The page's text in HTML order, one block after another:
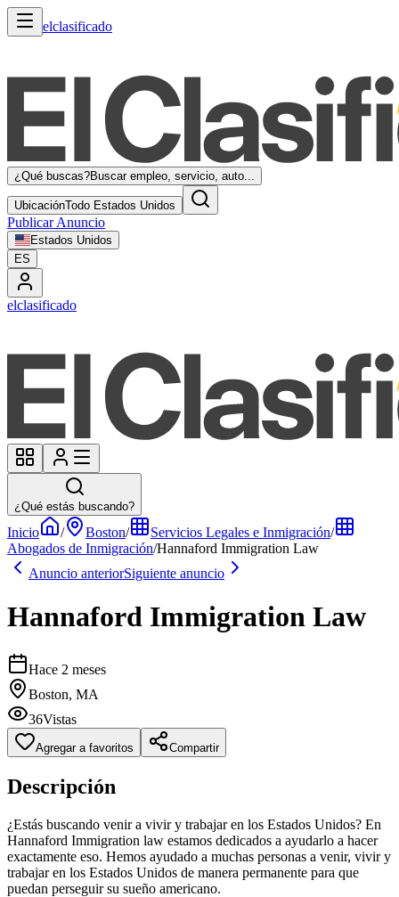
elclasificado
¿Qué buscas?Buscar empleo, servicio, auto...
UbicaciónTodo Estados Unidos
Publicar Anuncio
Estados Unidos
ES
elclasificado
¿Qué estás buscando?
Inicio / Boston/ Servicios Legales e Inmigración/
Abogados de Inmigración/Hannaford Immigration Law
Anuncio anteriorSiguiente anuncio
Hannaford Immigration Law
Hace 2 meses
Boston, MA
36Vistas
Agregar a favoritos Compartir
Descripción
¿Estás buscando venir a vivir y trabajar en los Estados Unidos? En
Hannaford Immigration law estamos dedicados a ayudarlo a hacer
exactamente eso. Hemos ayudado a muchas personas a venir, vivir y
trabajar en los Estados Unidos de manera permanente para que
puedan perseguir su sueño americano.